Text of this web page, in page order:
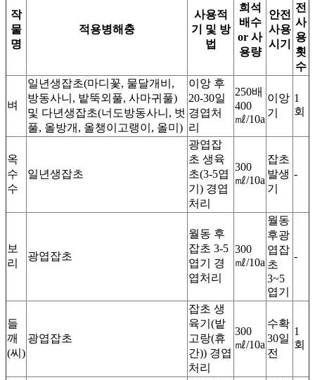
작
물
명
적용병해충
사용적
기 및 방
법
희석
배수
or 사
용량
안전
사용
시기
전
사
용
횟
수
벼
일년생잡초(마디꽃, 물달개비,
방동사니, 밭뚝외풀, 사마귀풀)
및 다년생잡초(너도방동사니, 벗
풀, 올방개, 올챙이고랭이, 올미)
이앙 후
20-30일
경엽처
리
250배
400
㎖/10a
이앙
기
1
회
옥
수
수
일년생잡초
광엽잡
초 생육
초(3-5엽
기) 경엽
처리
300
㎖/10a
잡초
발생
기
-
보
리
광엽잡초
월동 후
잡초 3-5
엽기 경
엽처리
300
㎖/10a
월동
후광
엽잡
초
3~5
엽기
-
들
깨
(씨)
광엽잡초
잡초 생
육기(밭
고랑(휴
간)) 경엽
처리
300
㎖/10a
수확
30일
전
1
회